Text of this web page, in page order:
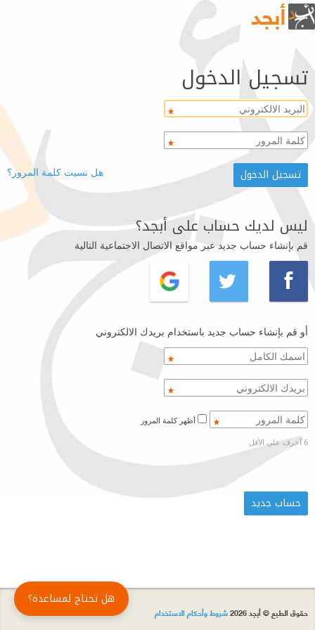
تسجيل الدخول
هل نسيت كلمة المرور؟
ليس لديك حساب على أبجد؟
قم بإنشاء حساب جديد عبر مواقع الاتصال الاجتماعية التالية
أو قم بإنشاء حساب جديد باستخدام بريدك الالكتروني
6 أحرف على الأقل
حقوق الطبع © أبجد 2026 شروط وأحكام الاستخدام
هل تحتاج لمساعدة؟